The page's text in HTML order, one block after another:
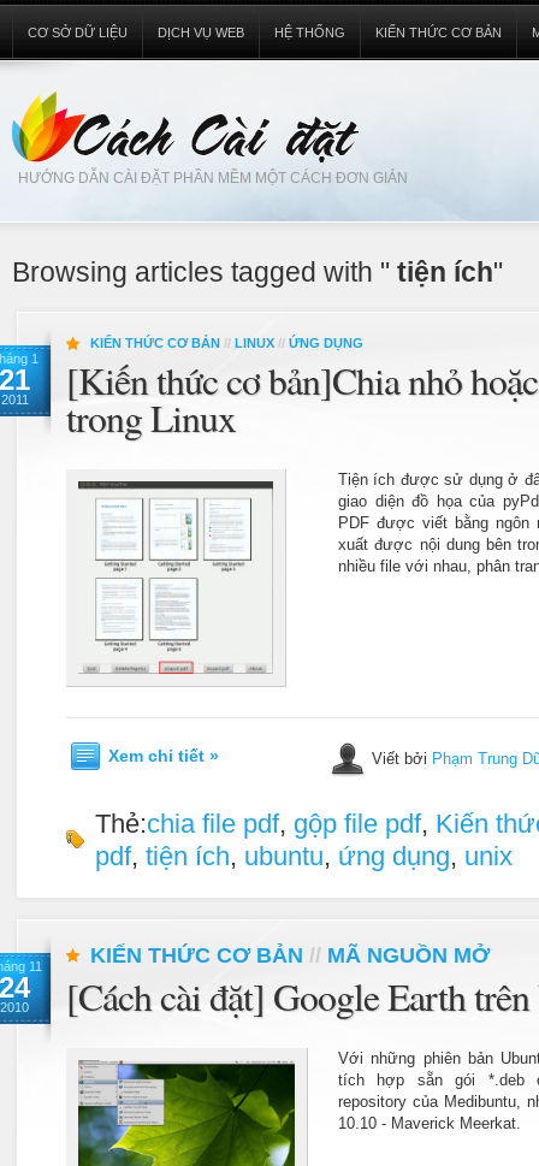
HƯỚNG DẪN CÀI ĐẶT PHẦN MỀM MỘT CÁCH ĐƠN GIẢN
CƠ SỞ DỮ LIỆU DỊCH VỤ WEB HỆ THỐNG KIẾN THỨC CƠ BẢN
Browsing articles tagged with " tiện ích"
1
21
2011
KIẾN THỨC CƠ BẢN // LINUX // ỨNG DỤNG
[Kiến thức cơ bản]Chia nhỏ
trong Linux
Tiện ích được sử dụng ở
giao diện đồ họa của
PDF được viết bằng
xuất được nội dung bên
nhiều file với nhau, phân
Xem chi tiết » Viết bởi Phạm Trung
Thẻ:chia file pdf, gộp file pdf, Kiến
pdf, tiện ích, ubuntu, ứng dụng, unix
11
24
2010
KIẾN THỨC CƠ BẢN // MÃ NGUỒN MỞ
[Cách cài đặt] Google Earth
Với những phiên bản
tích hợp sẵn gói *.deb
repository của Medibuntu,
10.10 - Maverick Meerkat.